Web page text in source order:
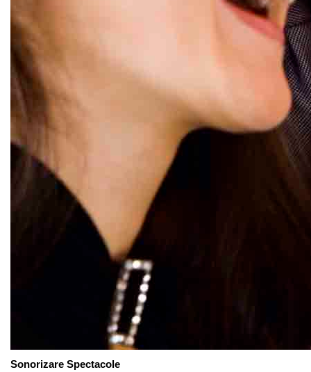
Sonorizare Spectacole